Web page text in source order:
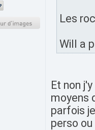
Les
Will a
Et non
moyens
parfois
perso